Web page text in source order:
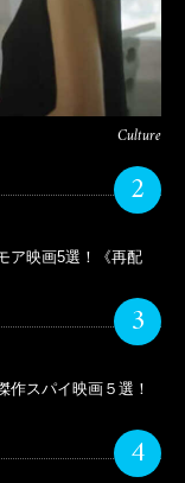
Culture
2
ア映画5選！《再配
3
作スパイ映画５選！
4